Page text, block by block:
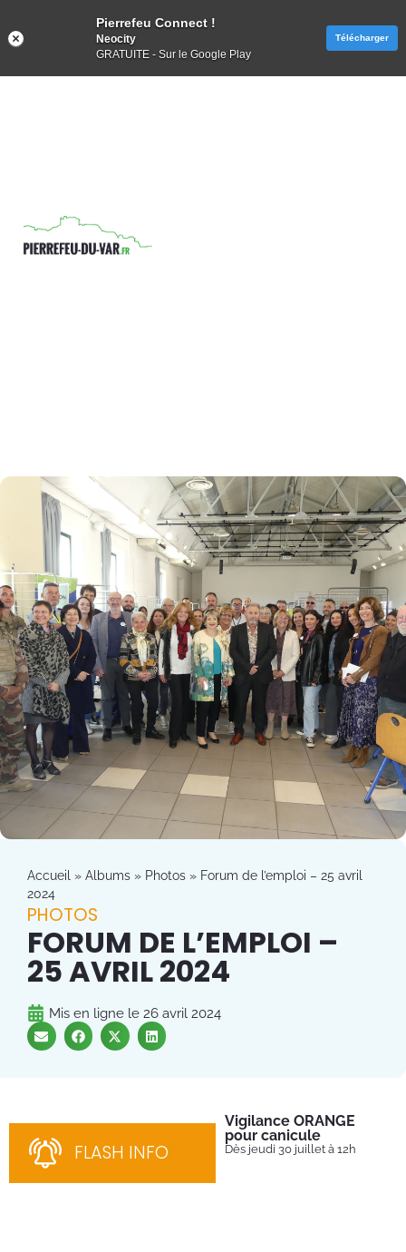
Accueil » Albums » Photos » Forum de l’emploi – 25 avril
2024
PHOTOS
FORUM DE L’EMPLOI –
25 AVRIL 2024
Mis en ligne le 26 avril 2024
FLASH INFO
Vigilance ORANGE
pour canicule
Dès jeudi 30 juillet à 12h
Pierrefeu Connect !
Neocity
GRATUITE - Sur le Google Play
Télécharger